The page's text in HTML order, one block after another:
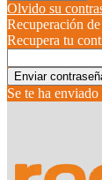
Olvido su
Recuperación
Recupera tu
Se te ha